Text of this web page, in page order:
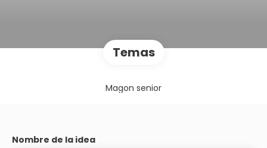
Temas
Magon senior
Nombre de la idea